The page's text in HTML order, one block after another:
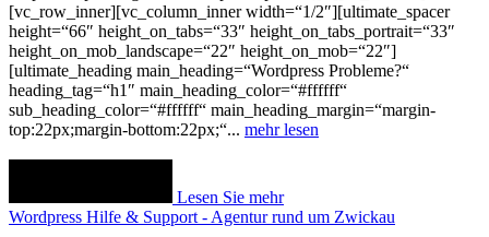
[vc_row_inner][vc_column_inner width=“1/2″][ultimate_spacer
height=“66″ height_on_tabs=“33″ height_on_tabs_portrait=“33″
height_on_mob_landscape=“22″ height_on_mob=“22″]
[ultimate_heading main_heading=“Wordpress Probleme?“
heading_tag=“h1″ main_heading_color=“#ffffff“
sub_heading_color=“#ffffff“ main_heading_margin=“margin-
top:22px;margin-bottom:22px;“... mehr lesen
Lesen Sie mehr
Wordpress Hilfe & Support - Agentur rund um Zwickau